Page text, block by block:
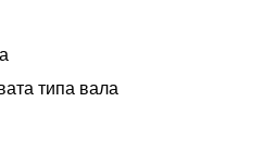
диэлектрической
типа вала